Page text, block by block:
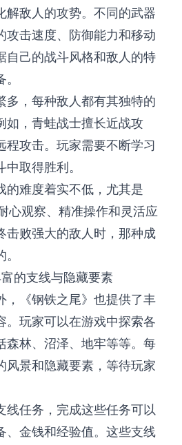
解敌人的攻势。不同的武器
攻击速度、防御能力和移动
自己的战斗风格和敌人的特
多，每种敌人都有其独特的
如，青蛙战士擅长近战攻
程攻击。玩家需要不断学习
取得胜利。
的难度着实不低，尤其是
心观察、精准操作和灵活应
击败强大的敌人时，那种成
的支线与隐藏要素
，《钢铁之尾》也提供了丰
。玩家可以在游戏中探索各
森林、沼泽、地牢等等。每
风景和隐藏要素，等待玩家
线任务，完成这些任务可以
、金钱和经验值。这些支线